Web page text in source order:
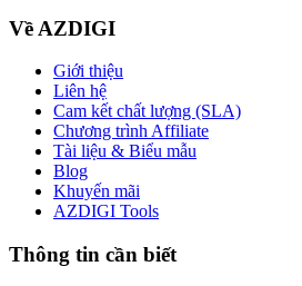
Về AZDIGI
Giới thiệu
Liên hệ
Cam kết chất lượng (SLA)
Chương trình Affiliate
Tài liệu & Biểu mẫu
Blog
Khuyến mãi
AZDIGI Tools
Thông tin cần biết